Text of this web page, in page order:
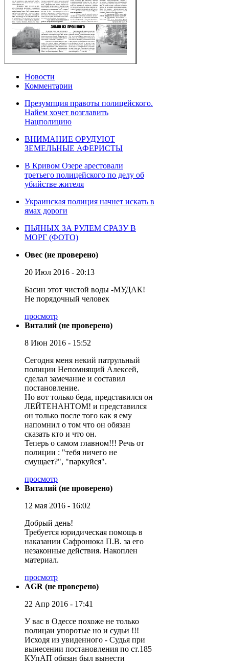
Новости
Комментарии
Презумпция правоты полицейского.
Найем хочет возглавить
Нацполицию
ВНИМАНИЕ ОРУДУЮТ
ЗЕМЕЛЬНЫЕ АФЕРИСТЫ
В Кривом Озере арестовали
третьего полицейского по делу об
убийстве жителя
Украинская полиция начнет искать в
ямах дороги
ПЬЯНЫХ ЗА РУЛЕМ СРАЗУ В
МОРГ (ФОТО)
Овес (не проверено)
20 Июл 2016 - 20:13
Басин этот чистой воды -МУДАК!
Не порядочный человек
просмотр
Виталий (не проверено)
8 Июн 2016 - 15:52
Сегодня меня некий патрульный
полиции Непомнящий Алексей,
сделал замечание и составил
постановление.
Но вот только беда, представился он
ЛЕЙТЕНАНТОМ! и представился
он только после того как я ему
напомнил о том что он обязан
сказать кто и что он.
Теперь о самом главном!!! Речь от
полиции : "тебя ничего не
смущает?", "паркуйся".
просмотр
Виталий (не проверено)
12 мая 2016 - 16:02
Добрый день!
Требуется юридическая помощь в
наказании Сафронюка П.В. за его
незаконные действия. Накоплен
материал.
просмотр
AGR (не проверено)
22 Апр 2016 - 17:41
У вас в Одессе похоже не только
полицаи упоротые но и судьи !!!
Исходя из увиденного - Судья при
вынесении постановления по ст.185
КУпАП обязан был вынести